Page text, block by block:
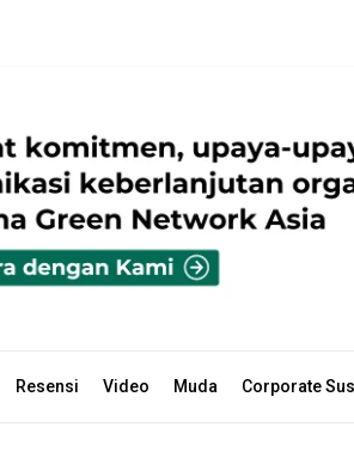
Resensi Video Muda Corporate